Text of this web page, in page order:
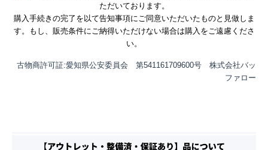
ただいております。
購入手続きの完了を以て告知事項にご同意いただいたものと見做しま
す。もし、販売条件にご納得いただけない場合は購入をご遠慮くださ
い。
古物商許可証:愛知県公安委員会 第541161709600号 株式会社バッ
ファロー